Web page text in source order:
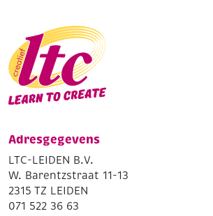
Adresgegevens
LTC-LEIDEN B.V.
W. Barentzstraat 11-13
2315 TZ LEIDEN
071 522 36 63